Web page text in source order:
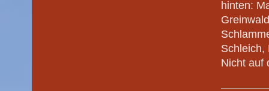
hinten:
Schleich,
Nicht auf